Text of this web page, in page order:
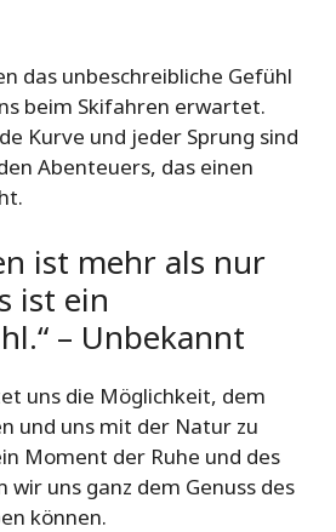
das unbeschreibliche Gefühl
beim Skifahren erwartet.
Kurve und jeder Sprung sind
Abenteuers, das einen
ist mehr als nur
ist ein
– Unbekannt
uns die Möglichkeit, dem
und uns mit der Natur zu
Moment der Ruhe und des
wir uns ganz dem Genuss des
können.